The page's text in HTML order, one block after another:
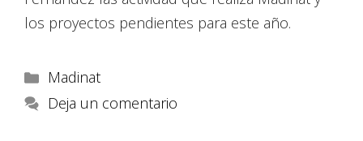
los proyectos pendientes para este año.
Madinat
Deja un comentario